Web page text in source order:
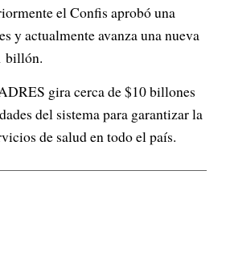
el Confis aprobó una
y actualmente avanza una nueva
billón.
gira cerca de $10 billones
del sistema para garantizar la
de salud en todo el país.